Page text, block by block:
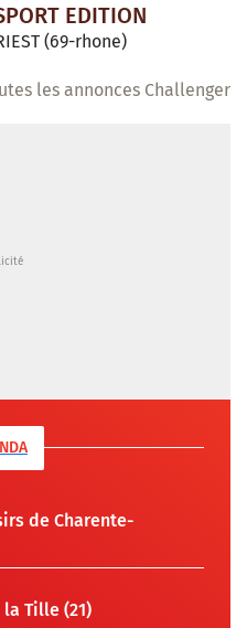
EDITION
(69-rhone)
les annonces Challenger
de Charente-
Tille (21)